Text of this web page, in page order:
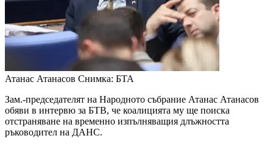
Атанас Атанасов Снимка: БТА
Зам.-председателят на Народното събрание Атанас Атанасов
обяви в интервю за БТВ, че коалицията му ще поиска
отстраняване на временно изпълняващия длъжността
ръководител на ДАНС.